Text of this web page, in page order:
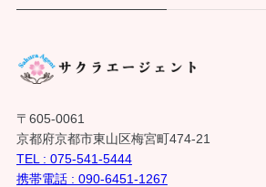
〒605-0061
京都府京都市東山区梅宮町474-21
TEL : 075-541-5444
携帯電話 : 090-6451-1267